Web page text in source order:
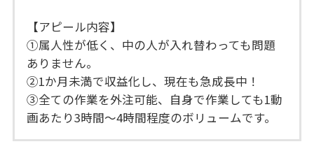
【アピール内容】
①属人性が低く、中の人が入れ替わっても問題
ありません。
②1か月未満で収益化し、現在も急成長中！
③全ての作業を外注可能、自身で作業しても1動
画あたり3時間～4時間程度のボリュームです。